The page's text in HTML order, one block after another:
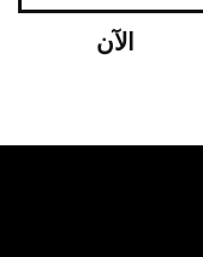
الآن